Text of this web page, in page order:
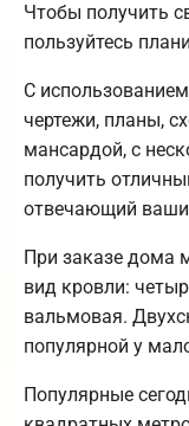
Чтобы получить
пользуйтесь
С
чертежи, планы,
мансардой, с
получить
отвечающий
При заказе дома
вид кровли:
вальмовая.
популярной у
Популярные